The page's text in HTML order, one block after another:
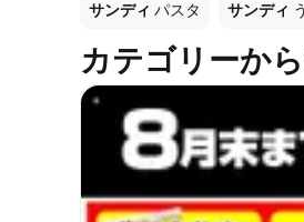
サンディ パスタ サンディ
カテゴリーか